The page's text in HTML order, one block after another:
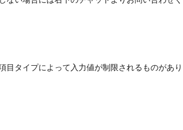
目タイプによって入力値が制限されるものがあり